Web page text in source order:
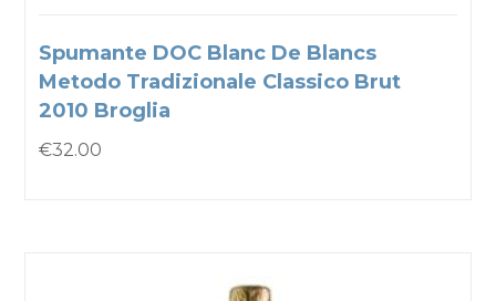
Spumante DOC Blanc De Blancs
Metodo Tradizionale Classico Brut
2010 Broglia
€32.00